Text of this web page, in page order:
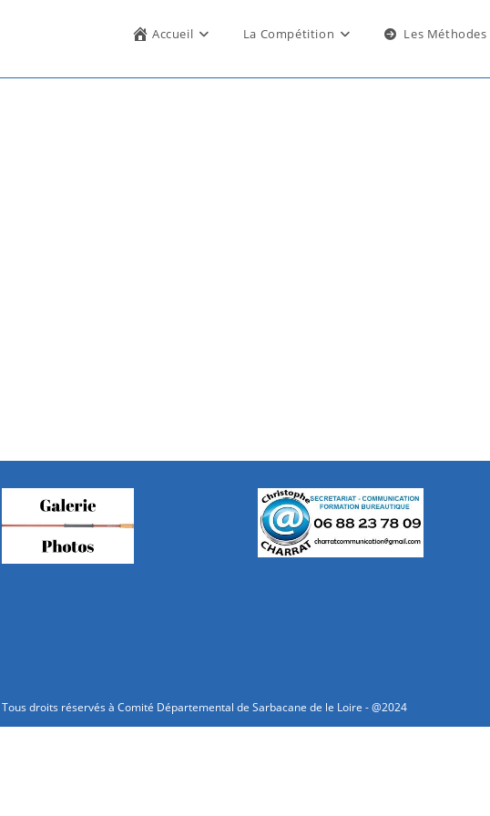
Accueil La Compétition Les Méthodes
Tous droits réservés à Comité Départemental de Sarbacane de le Loire - @2024